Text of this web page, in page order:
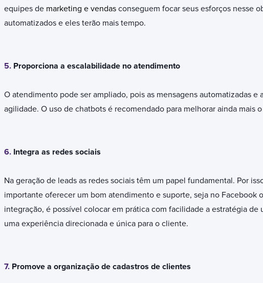
equipes de marketing e vendasconseguem focar seus esforços nesse
automatizados e eles terão mais tempo.
5. Proporciona a escalabilidade no atendimento
O atendimento pode ser ampliado, pois as mensagens automatizadas e
agilidade. O uso de chatbots é recomendado para melhorar ainda mais
6. Integra as redes sociais
Na geração de leads as redes sociais têm um papel fundamental. Por
importante oferecer um bom atendimento e suporte, seja no Facebook
integração, é possível colocar em prática com facilidade a estratégia
uma experiência direcionada e única para o cliente.
7. Promove a organização de cadastros de clientes